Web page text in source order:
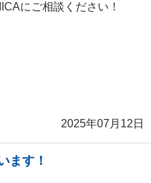
にご相談ください！
2025年07月12日
ます！